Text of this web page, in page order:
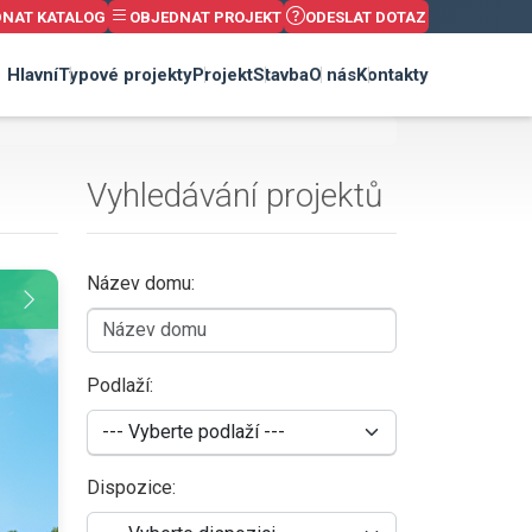
KATALOG OBJEDNAT PROJEKT ODESLAT DOTAZ
HlavníTypové projektyProjektStavbaO násKontakty
Vyhledávání projektů
Název domu:
Podlaží:
Dispozice: